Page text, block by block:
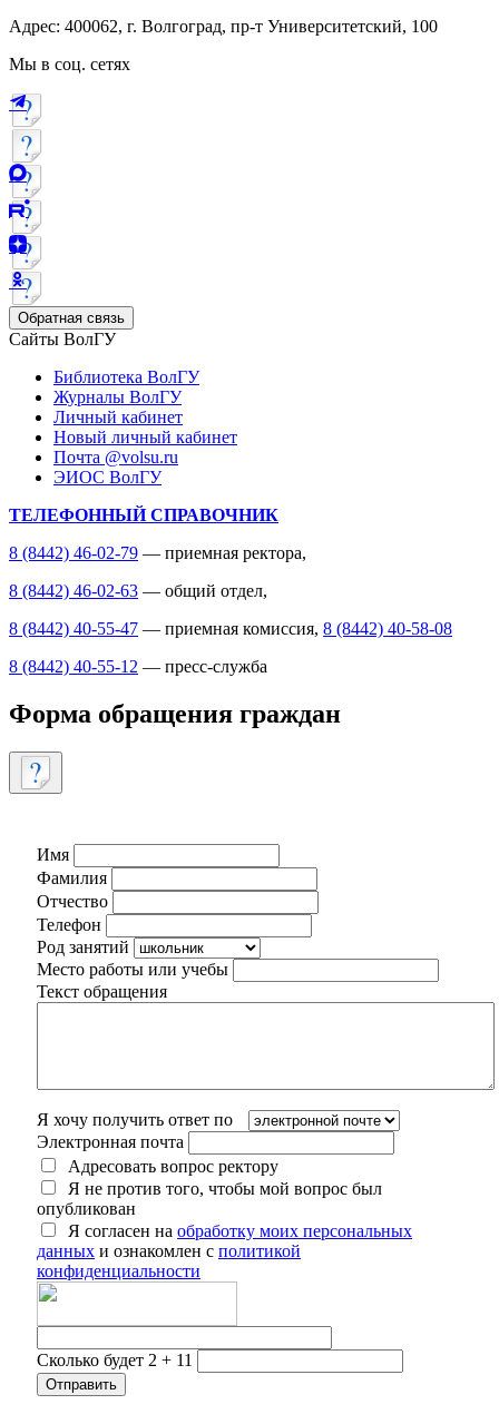
Адрес: 400062, г. Волгоград, пр-т Университетский, 100
Мы в соц. сетях
Обратная связь
Сайты ВолГУ
Библиотека ВолГУ
Журналы ВолГУ
Личный кабинет
Новый личный кабинет
Почта @volsu.ru
ЭИОС ВолГУ
ТЕЛЕФОННЫЙ СПРАВОЧНИК
8 (8442) 46-02-79 — приемная ректора,
8 (8442) 46-02-63 — общий отдел,
8 (8442) 40-55-47 — приемная комиссия, 8 (8442) 40-58-08
8 (8442) 40-55-12 — пресс-служба
Форма обращения граждан
Имя
Фамилия
Отчество
Телефон
Род занятий
Место работы или учебы
Текст обращения
Я хочу получить ответ по
Электронная почта
Адресовать вопрос ректору
Я не против того, чтобы мой вопрос был
опубликован
Я согласен на обработку моих персональных
данных и ознакомлен с политикой
конфиденциальности
Сколько будет 2 + 11